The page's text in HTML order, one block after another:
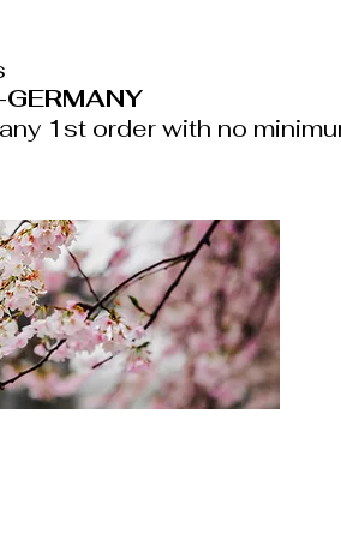
1st order with no